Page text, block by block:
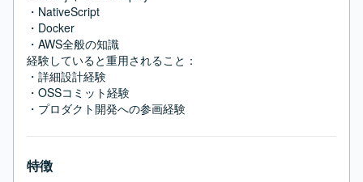
・NativeScript
・Docker
・AWS全般の知識
経験していると重用されること：
・詳細設計経験
・OSSコミット経験
・プロダクト開発への参画経験
特徴